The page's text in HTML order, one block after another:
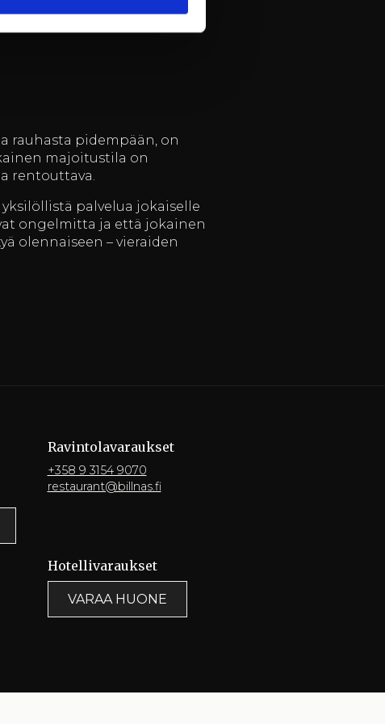
kuin työelämän
rauhasta pidempään, on
majoitustila on
rentouttava.
palvelua jokaiselle
ongelmitta ja että jokainen
olennaiseen – vieraiden
Ravintola­varaukset
+358 9 3154 9070
restaurant@billnas.fi
Hotelli­varaukset
VARAA HUONE